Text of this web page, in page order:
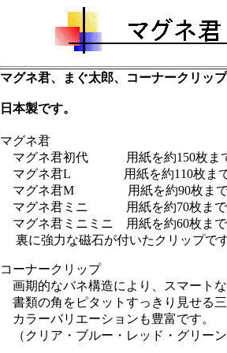
マグネ君、まぐ太郎、コーナークリッ
日本製です。
マグネ君
マグネ君初代 用紙を約150枚まで
マグネ君L 用紙を約110枚 ま
マグネ君M 用紙を約90枚 ま
マグネ君ミニ 用紙を約70枚 ま
マグネ君ミニミニ 用紙を約60枚 ま
裏に強力な磁石が付いたクリップで
コーナークリップ
画期的なバネ構造により、スマートな
書類の角をピタットすっきり見せる
カラーバリエーションも豊富です。
（クリア・ブルー・レッド・グリーン